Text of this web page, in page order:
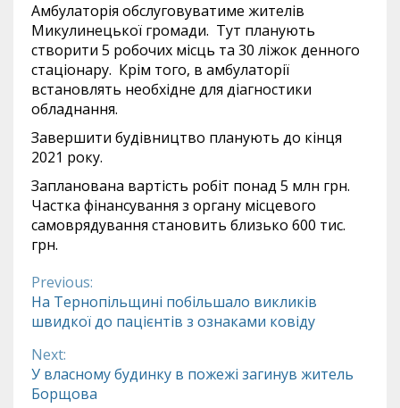
Амбулаторія обслуговуватиме жителів
Микулинецької громади. Тут планують
створити 5 робочих місць та 30 ліжок денного
стаціонару. Крім того, в амбулаторії
встановлять необхідне для діагностики
обладнання.
Завершити будівництво планують до кінця
2021 року.
Запланована вартість робіт понад 5 млн грн.
Частка фінансування з органу місцевого
самоврядування становить близько 600 тис.
грн.
Continue
Reading
Previous:
На Тернопільщині побільшало викликів
швидкої до пацієнтів з ознаками ковіду
Next:
У власному будинку в пожежі загинув житель
Борщова